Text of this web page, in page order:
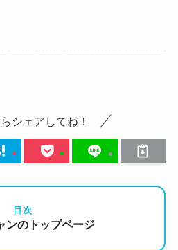
シェアしてね！
目次
ンのトップページ